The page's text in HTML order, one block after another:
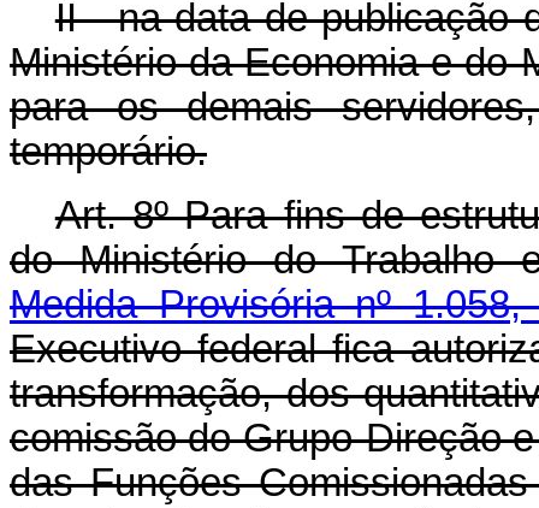
II - na data de publicação
Ministério da Economia e do
para os demais
temporário.
Art. 8º Para fins de
do Ministério do Trabalho
Medida Provisória nº
Executivo federal fica
transformação, dos
comissão do Grupo-Direção
das Funções